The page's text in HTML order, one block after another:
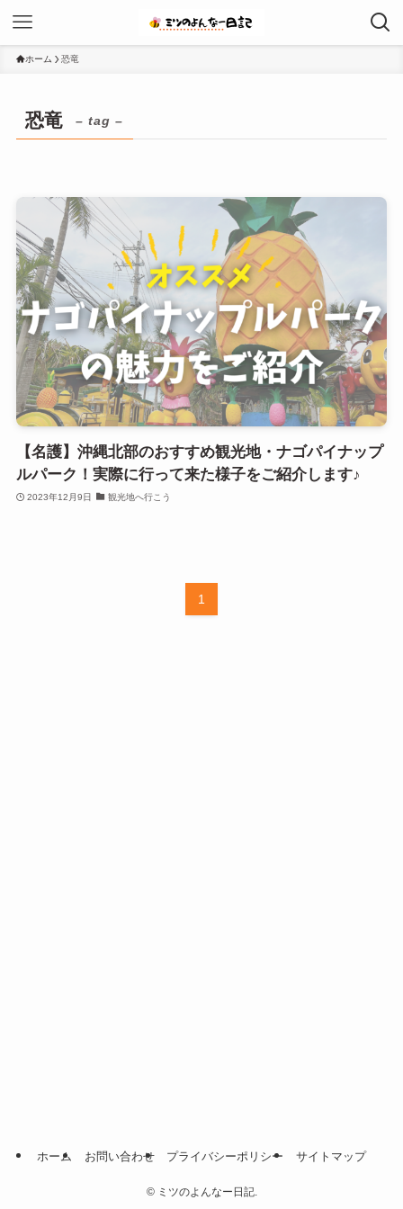
ホーム 恐竜
恐竜 – tag –
【名護】沖縄北部のおすすめ観光地・ナゴパイナップ
ルパーク！実際に行って来た様子をご紹介します♪
2023年12月9日 観光地へ行こう
1
ホーム お問い合わせ プライバシーポリシー サイトマップ
©ミツのよんなー日記.